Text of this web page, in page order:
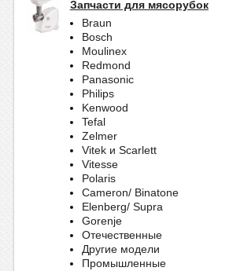
Запчасти для мясорубок
Braun
Bosch
Moulinex
Redmond
Panasonic
Philips
Kenwood
Tefal
Zelmer
Vitek и Scarlett
Vitesse
Polaris
Cameron/ Binatone
Elenberg/ Supra
Gorenje
Отечественные
Другие модели
Промышленные